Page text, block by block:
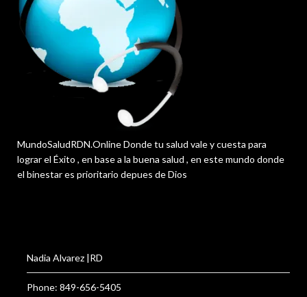
MundoSaludRDN.Online Donde tu salud vale y cuesta para
lograr el Éxito , en base a la buena salud , en este mundo donde
el binestar es prioritario depues de Dios
Nadia Alvarez |RD
Phone: 849-656-5405